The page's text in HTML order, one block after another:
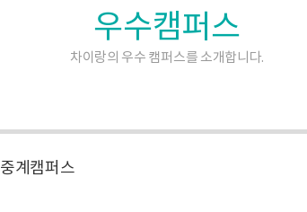
우수캠퍼스
차이랑의 우수 캠퍼스를 소개합니다.
중계캠퍼스